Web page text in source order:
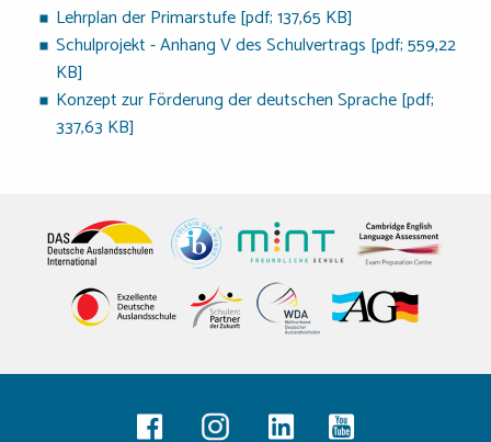
Lehrplan der Primarstufe [pdf; 137,65 KB]
Schulprojekt - Anhang V des Schulvertrags [pdf; 559,22
KB]
Konzept zur Förderung der deutschen Sprache [pdf;
337,63 KB]